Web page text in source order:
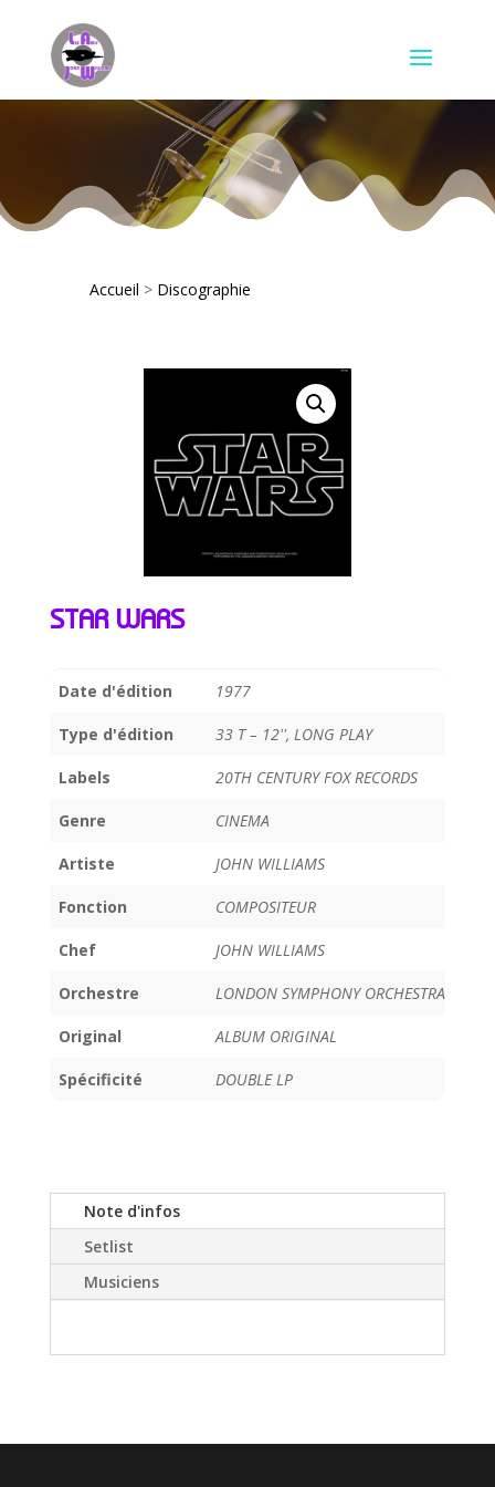
Accueil > Discographie
STAR WARS
Date d'édition 1977
Type d'édition 33 T – 12'', LONG PLAY
Labels 20TH CENTURY FOX RECORDS
Genre CINEMA
Artiste JOHN WILLIAMS
Fonction COMPOSITEUR
Chef JOHN WILLIAMS
Orchestre LONDON SYMPHONY ORCHESTRA
Original ALBUM ORIGINAL
Spécificité DOUBLE LP
Note d'infos
Setlist
Musiciens